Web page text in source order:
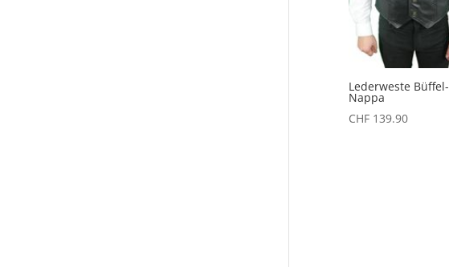
Lederweste Büffel-
Nappa
CHF139.90